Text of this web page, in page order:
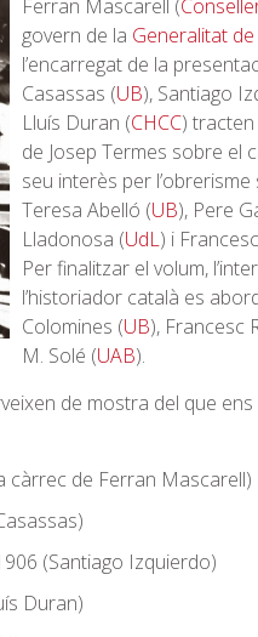
Ferran Mascarell (
govern de la Generalitat
l’encarregat de la
Casassas (UB), Santiago
Lluís Duran (CHCC) tracten
de Josep Termes sobre el
seu interès per l’obrerisme
Teresa Abelló (UB), Pere
Lladonosa (UdL) i
Per finalitzar el volum,
l’historiador català es
Colomines (UB), Francesc
M. Solé (UAB).
de mostra del que
càrrec de Ferran Mascarell)
(Santiago Izquierdo)
Duran)